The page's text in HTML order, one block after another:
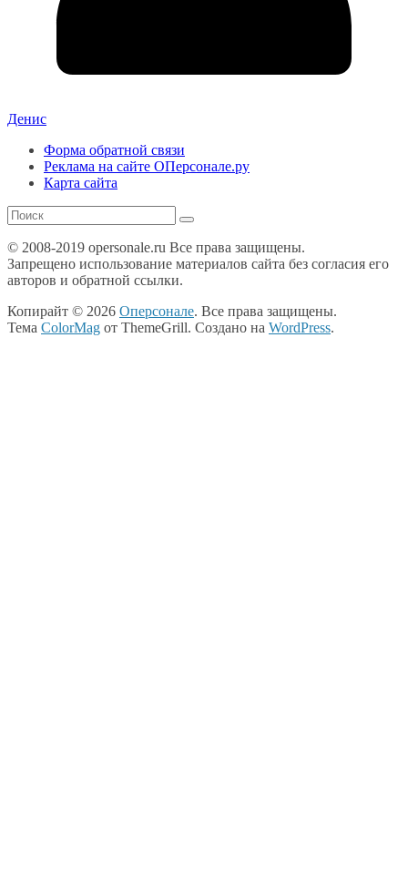
Денис
Форма обратной связи
Реклама на сайте ОПерсонале.ру
Карта сайта
© 2008-2019 opersonale.ru Все права защищены.
Запрещено использование материалов сайта без согласия его
авторов и обратной ссылки.
Копирайт © 2026 Оперсонале. Все права защищены.
Тема ColorMag от ThemeGrill. Создано на WordPress.